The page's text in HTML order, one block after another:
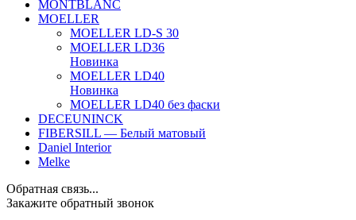
MONTBLANC
MOELLER
MOELLER LD-S 30
MOELLER LD36
Новинка
MOELLER LD40
Новинка
MOELLER LD40 без фаски
DECEUNINCK
FIBERSILL — Белый матовый
Daniel Interior
Melke
Обратная связь...
Закажите обратный звонок